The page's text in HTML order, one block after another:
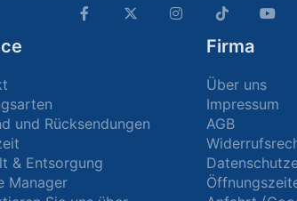
und Rücksendungen
& Entsorgung
Manager
Firma
Über uns
Impressum
AGB